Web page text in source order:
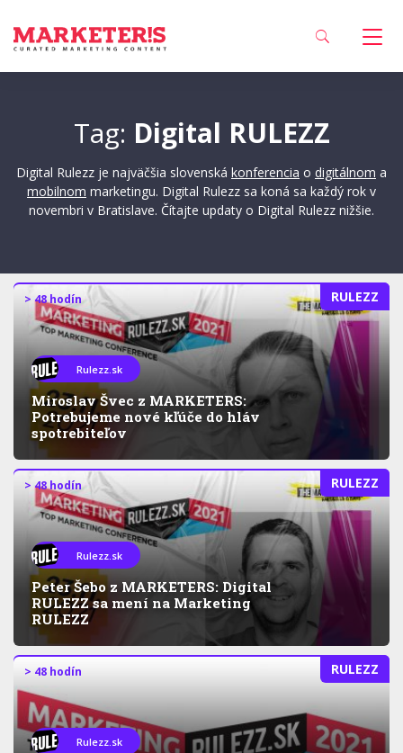
Tag: Digital RULEZZ
Digital Rulezz je najväčšia slovenská konferencia o digitálnom a
mobilnom marketingu. Digital Rulezz sa koná sa každý rok v
novembri v Bratislave. Čítajte updaty o Digital Rulezz nižšie.
RULEZZ
> 48 hodín
Rulezz.sk
Miroslav Švec z MARKETERS:
Potrebujeme nové kľúče do hláv
spotrebiteľov
RULEZZ
> 48 hodín
Rulezz.sk
Peter Šebo z MARKETERS: Digital
RULEZZ sa mení na Marketing
RULEZZ
RULEZZ
> 48 hodín
Rulezz.sk